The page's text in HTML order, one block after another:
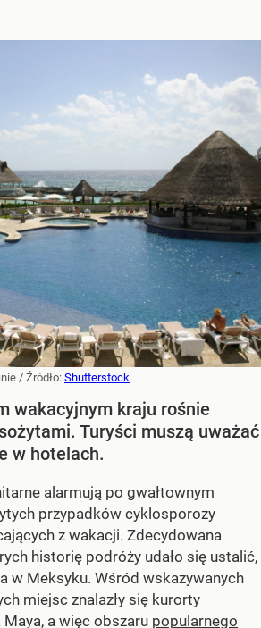
/ Źródło: Shutterstock
wakacyjnym kraju rośnie
Turyści muszą uważać
w hotelach.
alarmują po gwałtownym
przypadków cyklosporozy
z wakacji. Zdecydowana
historię podróży udało się ustalić,
w Meksyku. Wśród wskazywanych
miejsc znalazły się kurorty
Maya, a więc obszaru popularnego